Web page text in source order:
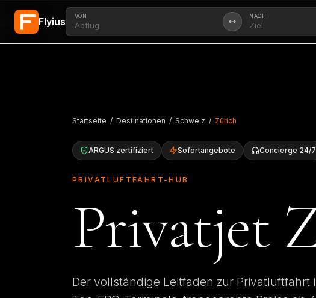
Zum Hauptinhalt springen
Flyius VON NACH
Startseite / Destinationen / Schweiz / Zürich
ARGUS zertifiziert Sofortangebote Concierge 24/7
PRIVATLUFTFAHRT-HUB
Privatjet
Der vollständige Leitfaden zur Privatluftfahrt